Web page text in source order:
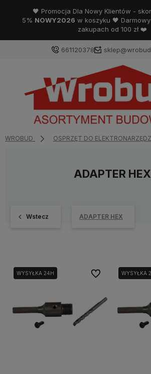
🖤 Promocja Dla Nowy Klientów -
5% NOWY2026 w koszyku 🖤
zakupach od 100 zł ❤️
661120378
WROBUD OSPRZĘT DO
ADAPTER HEX
Wstecz ADAPTER HEX
WYSYŁKA 24H Do ulubionychWYSYŁKA